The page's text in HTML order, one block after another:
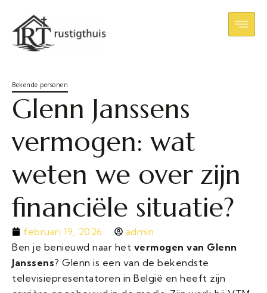
Bekende personen
Glenn Janssens
vermogen: wat
weten we over zijn
financiële situatie?
februari 19, 2026
admin
Ben je benieuwd naar het vermogen van Glenn
Janssens? Glenn is een van de bekendste
televisiepresentatoren in België en heeft zijn